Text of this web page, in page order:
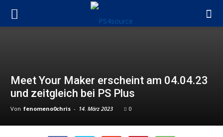
Meet Your Maker erscheint am 04.04.23
und zeitgleich bei PS Plus
Von fenomeno0chris - 14. März 2023 0